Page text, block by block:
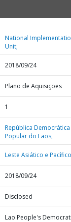
National
Unit;
2018/09/24
Plano de Aquisições
1
República Democrática
Popular do Laos,
Leste Asiático e
2018/09/24
Disclosed
Lao People's